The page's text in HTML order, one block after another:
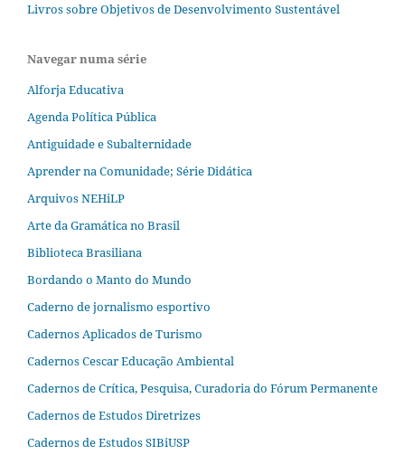
Livros sobre Objetivos de Desenvolvimento Sustentável
Navegar numa série
Alforja Educativa
Agenda Política Pública
Antiguidade e Subalternidade
Aprender na Comunidade; Série Didática
Arquivos NEHiLP
Arte da Gramática no Brasil
Biblioteca Brasiliana
Bordando o Manto do Mundo
Caderno de jornalismo esportivo
Cadernos Aplicados de Turismo
Cadernos Cescar Educação Ambiental
Cadernos de Crítica, Pesquisa, Curadoria do Fórum Permanente
Cadernos de Estudos Diretrizes
Cadernos de Estudos SIBiUSP